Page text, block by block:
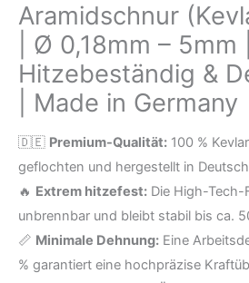
Aramidschnur
| Ø 0,18mm – 5mm |
Hitzebeständig &
| Made in Germany
🇩🇪 Premium-Qualität: 100 %
geflochten und hergestellt in
🔥 Extrem hitzefest: Die High-
unbrennbar und bleibt stabil bis ca.
📏 Minimale Dehnung: Eine
% garantiert eine hochpräzise
-
5mm
|
Hitzebeständig
Dehnungsarm
Made
Germany
Menge